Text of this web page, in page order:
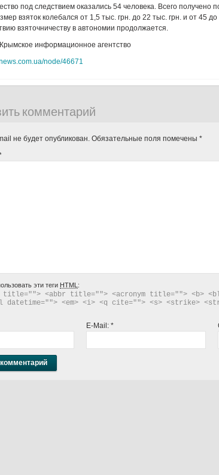
под следствием оказались 54 человека. Всего получено
взяток колебался от 1,5 тыс. грн. до 22 тыс. грн. и от 45
взяточничеству в автономии продолжается.
информационное агентство
node/46671
комментарий
не будет опубликован. Обязательные поля помечены *
эти теги HTML :
title=""> <abbr title=""> <acronym title=""> <b>
datetime=""> <em> <i> <q cite=""> <s> <strike>
E-Mail: *